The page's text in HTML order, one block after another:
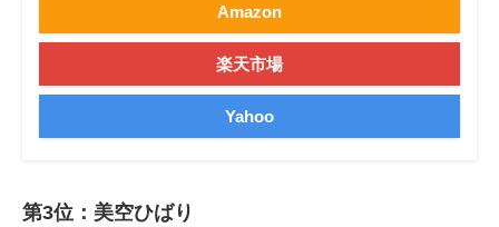
Amazon
楽天市場
Yahoo
第3位：美空ひばり